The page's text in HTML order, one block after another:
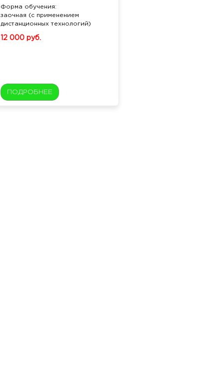
Форма обучения:
заочная (с применением
дистанционных технологий)
12 000 руб.
ПОДРОБНЕЕ